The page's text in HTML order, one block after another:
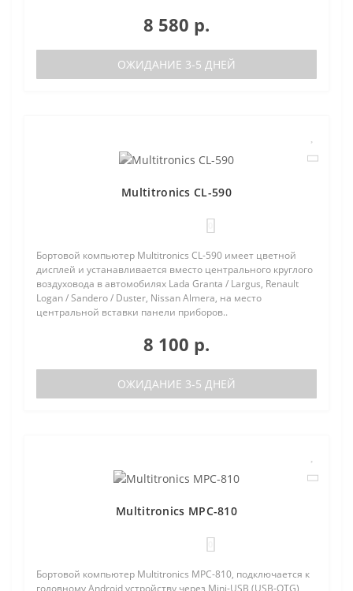
8 580 р.
ОЖИДАНИЕ 3-5 ДНЕЙ
Multitronics CL-590
Бортовой компьютер Multitronics CL-590 имеет цветной
дисплей и устанавливается вместо центрального круглого
воздуховода в автомобилях Lada Granta / Largus, Renault
Logan / Sandero / Duster, Nissan Almera, на место
центральной вставки панели приборов..
8 100 р.
ОЖИДАНИЕ 3-5 ДНЕЙ
Multitronics MPC-810
Бортовой компьютер Multitronics MPC-810, подключается к